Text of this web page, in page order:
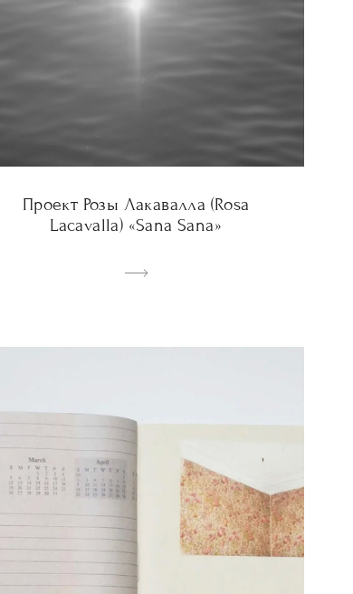
Проект Розы Лакавалла (Rosa
Lacavalla) «Sana Sana»